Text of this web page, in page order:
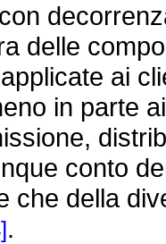
delle
ai
in parte
conto
che della
.